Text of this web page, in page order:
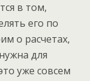
в том,
его по
о расчетах,
для
уже совсем